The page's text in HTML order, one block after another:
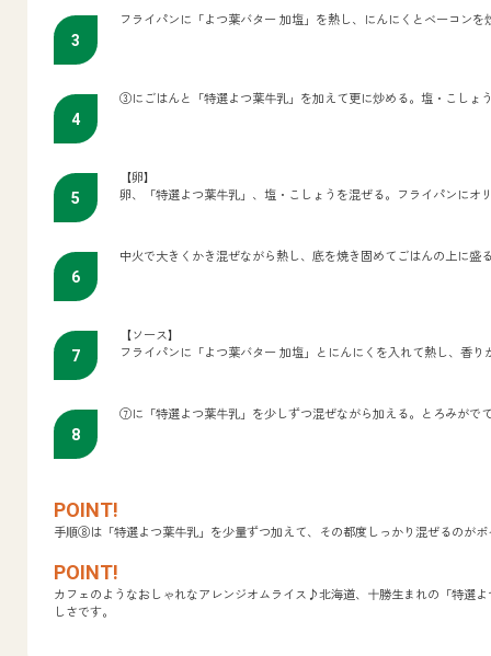
フライパンに「よつ葉バター 加塩」を熱し、にんにくとベーコンを
③にごはんと「特選よつ葉牛乳」を加えて更に炒める。塩・こしょ
【卵】
卵、「特選よつ葉牛乳」、塩・こしょうを混ぜる。フライパンにオ
中火で大きくかき混ぜながら熱し、底を焼き固めてごはんの上に盛
【ソース】
フライパンに「よつ葉バター 加塩」とにんにくを入れて熱し、香
⑦に「特選よつ葉牛乳」を少しずつ混ぜながら加える。とろみがで
手順⑧は「特選よつ葉牛乳」を少量ずつ加えて、その都度しっかり混ぜるのが
カフェのようなおしゃれなアレンジオムライス♪北海道、十勝生まれの「特選
しさです。